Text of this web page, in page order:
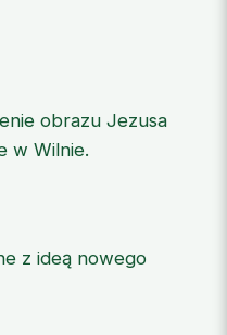
obrazu Jezusa
w Wilnie.
z ideą nowego